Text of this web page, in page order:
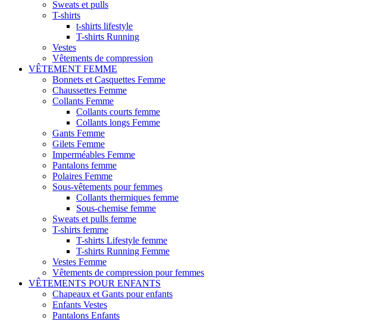
Sweats et pulls
T-shirts
t-shirts lifestyle
T-shirts Running
Vestes
Vêtements de compression
VÊTEMENT FEMME
Bonnets et Casquettes Femme
Chaussettes Femme
Collants Femme
Collants courts femme
Collants longs Femme
Gants Femme
Gilets Femme
Imperméables Femme
Pantalons femme
Polaires Femme
Sous-vêtements pour femmes
Collants thermiques femme
Sous-chemise femme
Sweats et pulls femme
T-shirts femme
T-shirts Lifestyle femme
T-shirts Running Femme
Vestes Femme
Vêtements de compression pour femmes
VÊTEMENTS POUR ENFANTS
Chapeaux et Gants pour enfants
Enfants Vestes
Pantalons Enfants